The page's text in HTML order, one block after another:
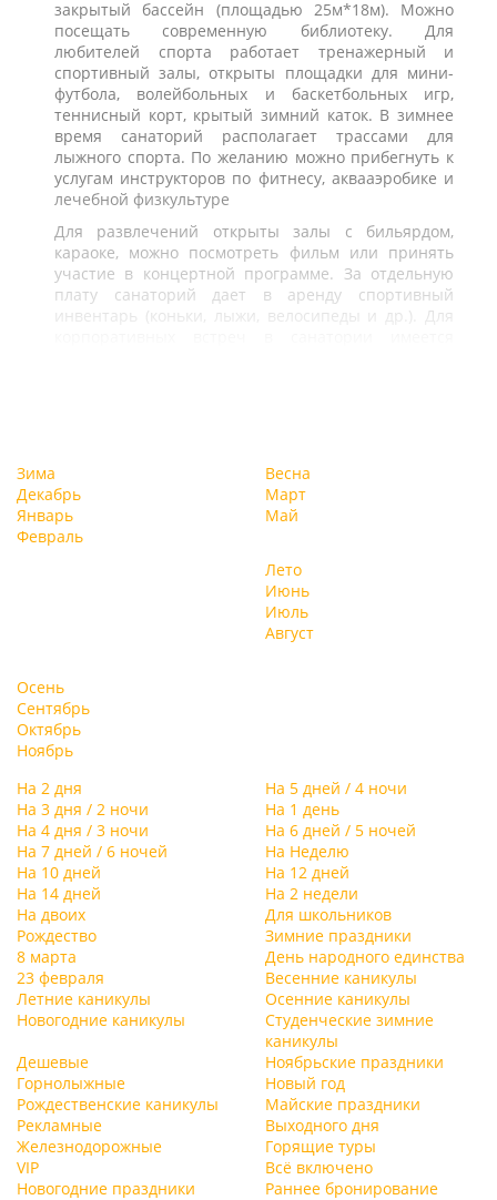
закрытый бассейн (площадью 25м*18м). Можно
посещать современную библиотеку. Для
любителей спорта работает тренажерный и
спортивный залы, открыты площадки для мини-
футбола, волейбольных и баскетбольных игр,
теннисный корт, крытый зимний каток. В зимнее
время санаторий располагает трассами для
лыжного спорта. По желанию можно прибегнуть к
услугам инструкторов по фитнесу, аквааэробике и
лечебной физкультуре
Для развлечений открыты залы с бильярдом,
караоке, можно посмотреть фильм или принять
участие в концертной программе. За отдельную
плату санаторий дает в аренду спортивный
инвентарь (коньки, лыжи, велосипеды и др.). Для
Зима
Декабрь
Январь
Февраль
Весна
Март
Май
Лето
Июнь
Июль
Август
Осень
Сентябрь
Октябрь
Ноябрь
На 2 дня
На 5 дней / 4 ночи
На 3 дня / 2 ночи
На 1 день
На 4 дня / 3 ночи
На 6 дней / 5 ночей
На 7 дней / 6 ночей
На Неделю
На 10 дней
На 12 дней
На 14 дней
На 2 недели
На двоих
Для школьников
Рождество
Зимние праздники
8 марта
День народного единства
23 февраля
Весенние каникулы
Летние каникулы
Осенние каникулы
Новогодние каникулы
Студенческие зимние
каникулы
Дешевые
Ноябрьские праздники
Горнолыжные
Новый год
Рождественские каникулы
Майские праздники
Рекламные
Выходного дня
Железнодорожные
Горящие туры
VIP
Всё включено
Новогодние праздники
Раннее бронирование